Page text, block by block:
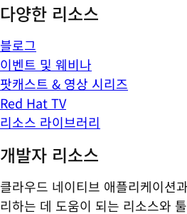
다양한 리소스
블로그
이벤트 및 웨비나
팟캐스트 & 영상 시리즈
Red Hat TV
리소스 라이브러리
개발자 리소스
클라우드 네이티브 애플리케이션
리하는 데 도움이 되는 리소스와